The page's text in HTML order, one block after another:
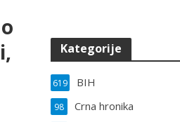
Kategorije
BIH
619
Crna hronika
98